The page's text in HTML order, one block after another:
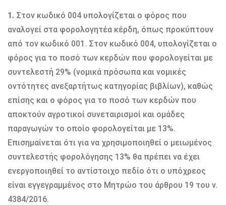
1. Στον κωδικό 004 υπολογίζεται ο φόρος που
αναλογεί στα φορολογητέα κέρδη, όπως προκύπτουν
από τον κωδικό 001. Στον κωδικό 004, υπολογίζεται ο
φόρος για το ποσό των κερδών που φορολογείται με
συντελεστή 29% (νομικά πρόσωπα και νομικές
οντότητες ανεξαρτήτως κατηγορίας βιβλίων), καθώς
επίσης και ο φόρος για το ποσό των κερδών που
αποκτούν αγροτικοί συνεταιρισμοί και ομάδες
παραγωγών το οποίο φορολογείται με 13%.
Επισημαίνεται ότι για να χρησιμοποιηθεί ο μειωμένος
συντελεστής φορολόγησης 13% θα πρέπει να έχει
ενεργοποιηθεί το αντίστοιχο πεδίο ότι ο υπόχρεος
είναι εγγεγραμμένος στο Μητρώο του άρθρου 19 του ν.
4384/2016.